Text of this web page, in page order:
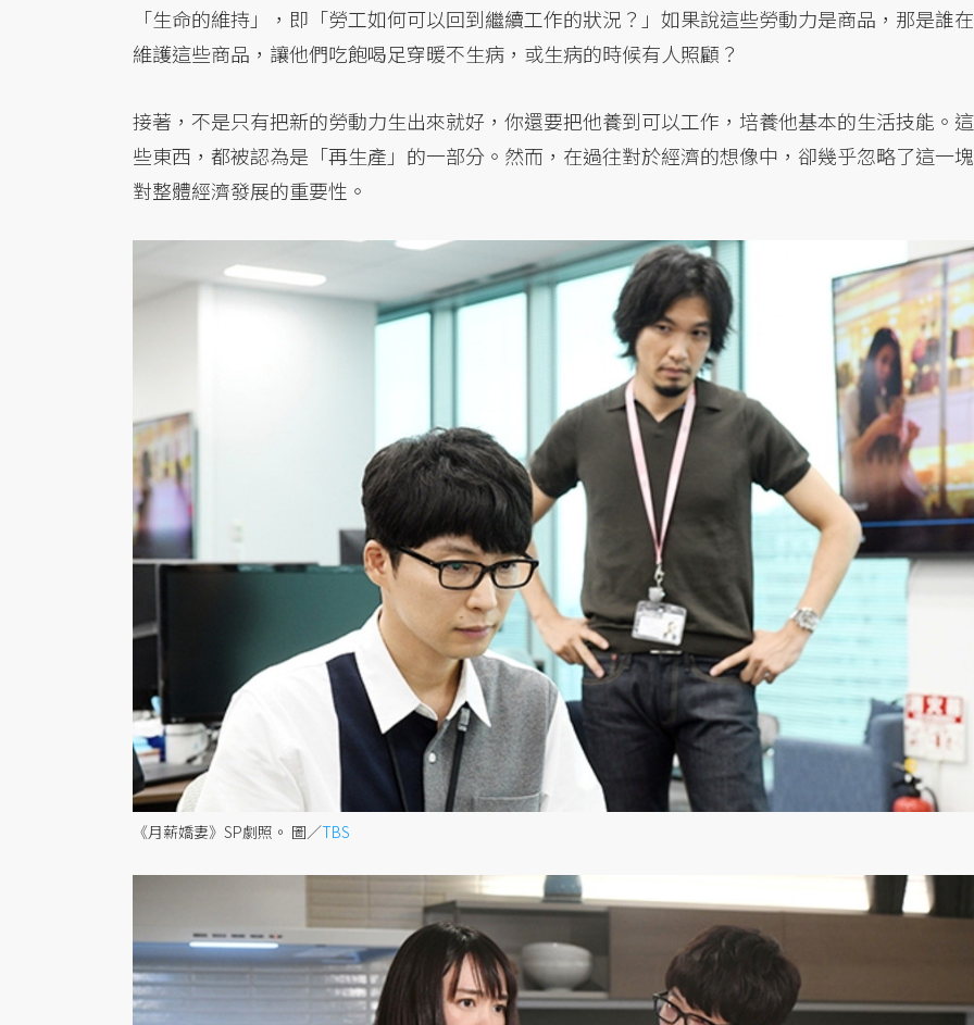
「生命的維持」，即「勞工如何可以回到繼續工作的狀況？」如果說這些勞動力是商品，那是誰在
維護這些商品，讓他們吃飽喝足穿暖不生病，或生病的時候有人照顧？
接著，不是只有把新的勞動力生出來就好，你還要把他養到可以工作，培養他基本的生活技能。這
些東西，都被認為是「再生產」的一部分。然而，在過往對於經濟的想像中，卻幾乎忽略了這一塊
對整體經濟發展的重要性。
《月薪嬌妻》SP劇照。 圖／TBS